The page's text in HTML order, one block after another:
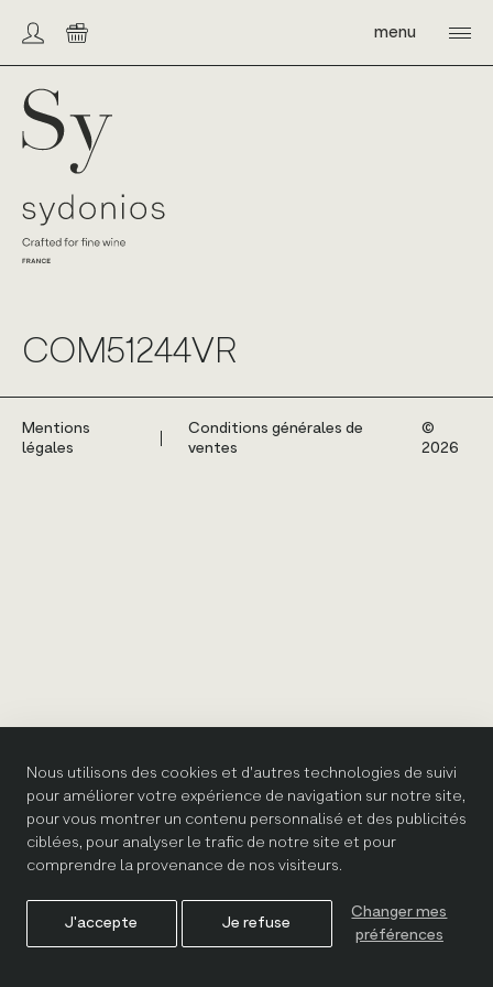
Nous utilisons des cookies et d'autres technologies de suivi
pour améliorer votre expérience de navigation sur notre site,
pour vous montrer un contenu personnalisé et des publicités
ciblées, pour analyser le trafic de notre site et pour
comprendre la provenance de nos visiteurs.
J'accepte Je refuse
Changer mes
préférences
contentCompte/connexion
Panier menu
COM51244VR
Mentions
légales
Conditions générales de
ventes
©️
2026